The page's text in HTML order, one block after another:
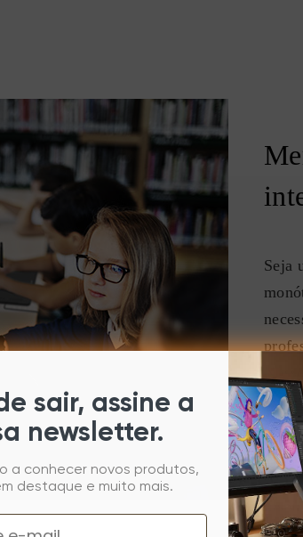
Seja
ou
sair, assine a
newsletter.
a conhecer novos produtos,
destaque e muito mais.